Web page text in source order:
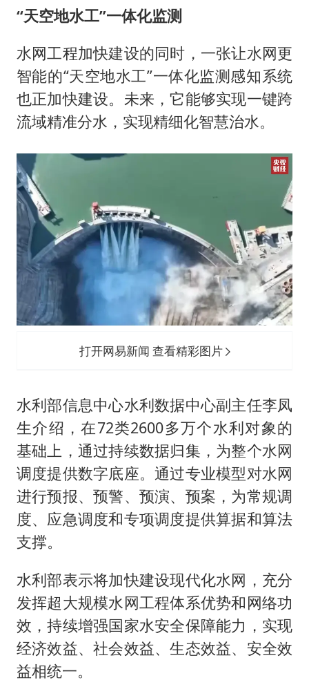
“天空地水工”一体化监测
水网工程加快建设的同时，一张让水网更
智能的“天空地水工”一体化监测感知系统
也正加快建设。未来，它能够实现一键跨
流域精准分水，实现精细化智慧治水。
打开网易新闻 查看精彩图片
水利部信息中心水利数据中心副主任李凤
生介绍，在72类2600多万个水利对象的
基础上，通过持续数据归集，为整个水网
调度提供数字底座。通过专业模型对水网
进行预报、预警、预演、预案，为常规调
度、应急调度和专项调度提供算据和算法
支撑。
水利部表示将加快建设现代化水网，充分
发挥超大规模水网工程体系优势和网络功
效，持续增强国家水安全保障能力，实现
经济效益、社会效益、生态效益、安全效
益相统一。